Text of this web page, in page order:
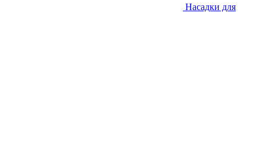
Насадки для